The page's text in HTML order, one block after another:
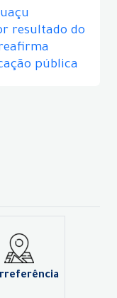
resultado do
pública